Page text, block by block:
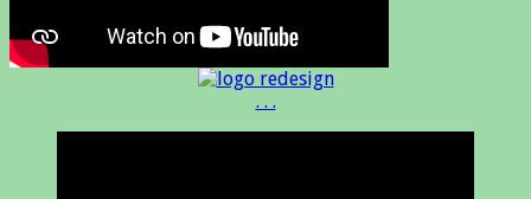
. . .